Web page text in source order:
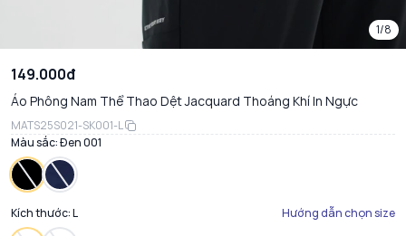
1/8
149.000đ
Áo Phông Nam Thể Thao Dệt Jacquard Thoáng Khí In Ngực
MATS25S021-SK001-L
Màu sắc:Đen 001
Kích thước:L Hướng dẫn chọn size